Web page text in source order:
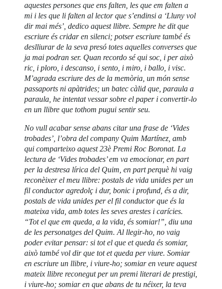
aquestes persones que ens falten, les que em falten a
mi i les que li falten al lector que s’endinsi a ‘Lluny vol
dir mai més’, dedico aquest llibre. Sempre he dit que
escriure és cridar en silenci; potser escriure també és
deslliurar de la seva presó totes aquelles converses que
ja mai podran ser. Quan recordo sé qui soc, i per això
ric, i ploro, i descanso, i sento, i miro, i ballo, i visc.
M’agrada escriure des de la memòria, un món sense
passaports ni apàtrides; un batec càlid que, paraula a
paraula, he intentat vessar sobre el paper i convertir-lo
en un llibre que tothom pugui sentir seu.
No vull acabar sense abans citar una frase de ‘Vides
trobades’, l’obra del company Quim Martínez, amb
qui comparteixo aquest 23è Premi Roc Boronat. La
lectura de ‘Vides trobades’ em va emocionar, en part
per la destresa lírica del Quim, en part perquè hi vaig
reconèixer el meu llibre: postals de vida unides per un
fil conductor agredolç i dur, bonic i profund, és a dir,
postals de vida unides per el fil conductor que és la
mateixa vida, amb totes les seves arestes i carícies.
“Tot el que em queda, a la vida, és somiar!”, diu una
de les personatges del Quim. Al llegir-ho, no vaig
poder evitar pensar: si tot el que et queda és somiar,
això també vol dir que tot et queda per viure. Somiar
en escriure un llibre, i viure-ho; somiar en veure aquest
mateix llibre reconegut per un premi literari de prestigi,
i viure-ho; somiar en que abans de tu néixer, la teva